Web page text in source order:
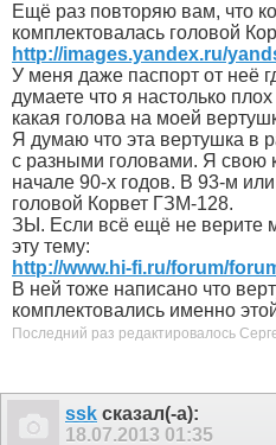
Ещё раз повторяю вам, что
комплектовалась головой
http://images.yandex.ru/
У меня даже паспорт от неё
думаете что я настолько
какая голова на моей
Я думаю что эта вертушка в
с разными головами. Я свою
начале 90-х годов. В 93-м
головой Корвет ГЗМ-128.
ЗЫ. Если всё ещё не верите
эту тему:
http://www.hi-fi.ru/forum/
В ней тоже написано что
комплектовались именно
Последний раз редактировалось
ssk сказал(-а):
18.07.2013 01:35